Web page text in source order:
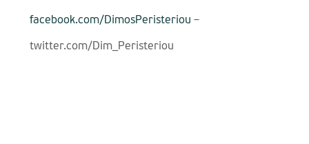
facebook.com/DimosPeristeriou –
twitter.com/Dim_Peristeriou